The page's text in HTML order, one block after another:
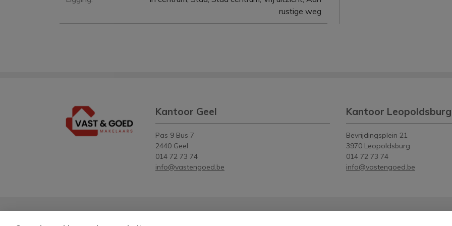
rustige weg
Kantoor Geel
Pas 9 Bus 7
2440 Geel
014 72 73 74
info@vastengoed.be
Kantoor Leopoldsburg
Bevrijdingsplein 21
3970 Leopoldsburg
014 72 73 74
info@vastengoed.be